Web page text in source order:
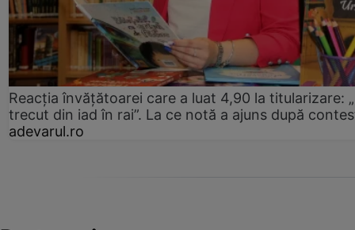
Reacția învățătoarei care a luat 4,90 la titularizare:
trecut din iad în rai”. La ce notă a ajuns după
adevarul.ro